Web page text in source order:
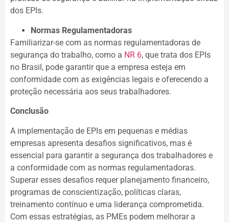
dos EPIs.
Normas Regulamentadoras
Familiarizar-se com as normas regulamentadoras de
segurança do trabalho, como a NR 6, que trata dos EPIs
no Brasil, pode garantir que a empresa esteja em
conformidade com as exigências legais e oferecendo a
proteção necessária aos seus trabalhadores.
Conclusão
A implementação de EPIs em pequenas e médias
empresas apresenta desafios significativos, mas é
essencial para garantir a segurança dos trabalhadores e
a conformidade com as normas regulamentadoras.
Superar esses desafios requer planejamento financeiro,
programas de conscientização, políticas claras,
treinamento contínuo e uma liderança comprometida.
Com essas estratégias, as PMEs podem melhorar a